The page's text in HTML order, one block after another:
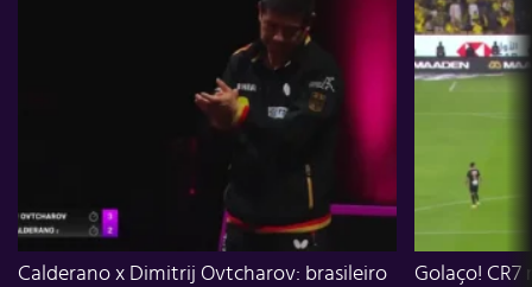
Calderano x Dimitrij Ovtcharov: brasileiro
Golaço!